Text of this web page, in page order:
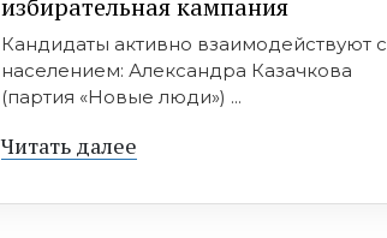
избирательная кампания
Кандидаты активно взаимодействуют с
населением: Александра Казачкова
(партия «Новые люди») ...
Читать далее